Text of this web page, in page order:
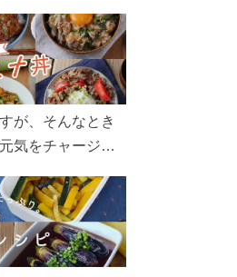
こだわりまで。
るコンテンツを
が、そんなとき
気をチャージ！
飛ばしましょ